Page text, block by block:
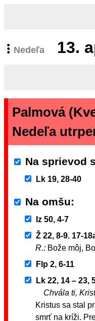
Nedeľa 13.
Palmová
Nedeľa
Na sprievod
Lk 19, 28-40
Na omšu
Iz 50, 4-7
Ž 22, 8-9. 17-
R.: Bože môj,
Flp 2, 6-11
Lk 22, 14 – 23,
Chvála ti,
Kristus sa stal
smrť na kríži.